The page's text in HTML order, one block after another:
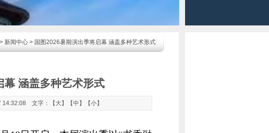
> 新闻中心 > 国图2026暑期演出季将启幕 涵盖多种艺术形式
幕 涵盖多种艺术形式
14:32:08 文字：【 大】【中 】【小】